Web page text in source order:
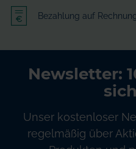
Bezahlung auf
Newsletter:
Unser kostenloser
regelmäßig über